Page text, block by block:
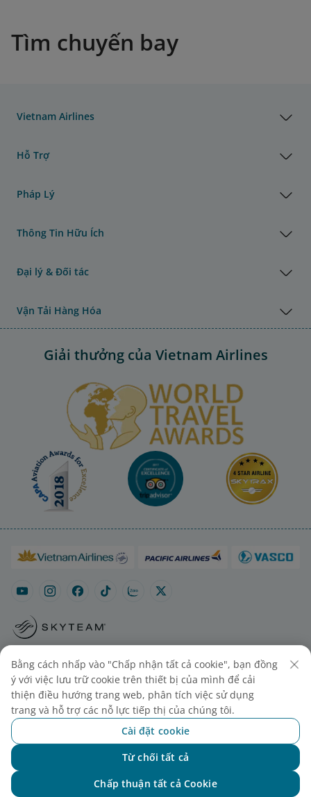
Tìm chuyến bay
Vietnam Airlines
Hỗ Trợ
Pháp Lý
Thông Tin Hữu Ích
Đại lý & Đối tác
Vận Tải Hàng Hóa
Giải thưởng của Vietnam Airlines
Sơ đồ trang Liên hệ mua vé Cài đặt cookies
Tổng công ty Hàng không Việt Nam - CTCP. Số 200
Bằng cách nhấp vào "Chấp nhận tất cả cookie", bạn đồng
ý với việc lưu trữ cookie trên thiết bị của mình để cải
thiện điều hướng trang web, phân tích việc sử dụng
trang và hỗ trợ các nỗ lực tiếp thị của chúng tôi.
Cài đặt cookie
Từ chối tất cả
Chấp thuận tất cả Cookie